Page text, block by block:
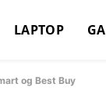
LAPTOP
og Best Buy